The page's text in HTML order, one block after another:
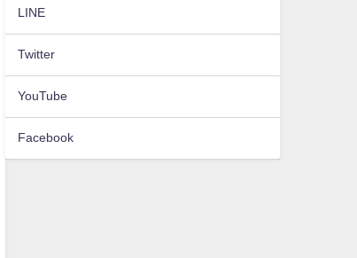
LINE
Twitter
YouTube
Facebook